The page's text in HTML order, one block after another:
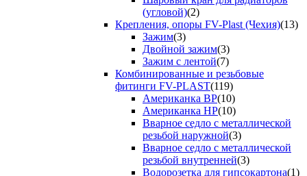
(угловой)(2)
Крепления, опоры FV-Plast (Чехия)(13)
Зажим(3)
Двойной зажим(3)
Зажим с лентой(7)
Комбинированные и резьбовые
фитинги FV-PLAST(119)
Американка ВР(10)
Американка НР(10)
Вварное седло с металлической
резьбой наружной(3)
Вварное седло с металлической
резьбой внутренней(3)
Водорозетка для гипсокартона(1)